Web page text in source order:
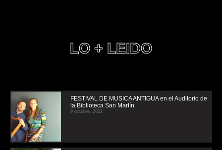
LO + LEIDO
FESTIVAL DE MUSICA ANTIGUA en el Auditorio de
la Biblioteca San Martín
9 octubre, 2021